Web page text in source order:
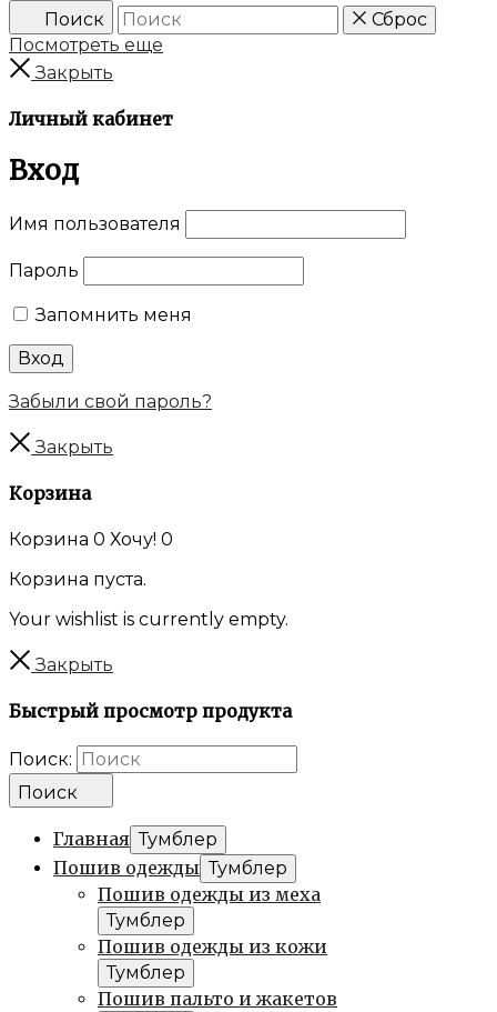
Поиск
Сброс
Посмотреть еще
Закрыть
Личный кабинет
Вход
Имя пользователя
Пароль
Запомнить меня
Вход
Забыли свой пароль?
Закрыть
Корзина
Корзина 0 Хочу! 0
Корзина пуста.
Your wishlist is currently empty.
Закрыть
Быстрый просмотр продукта
Поиск:
Поиск
Главная Тумблер
Пошив одежды Тумблер
Пошив одежды из меха
Тумблер
Пошив одежды из кожи
Тумблер
Пошив пальто и жакетов